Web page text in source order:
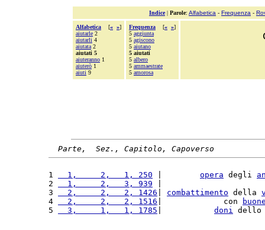
Indice| Parole: Alfabetica - Frequenza -
Alfabetica [« »]
aiutarle 2
aiutarli 4
aiutata 2
aiutati 5
aiuteranno 1
aiuterò 1
aiuti 9
Frequenza [« »]
5 aggiunta
5 agiscono
5 aiutano
5 aiutati
5 albero
5 ammaestrate
5 amorosa
Parte,  Sez., Capitolo, Capoverso
1
  1,     2,   1, 250
opera degli
2
  1,     2,   3, 939
3
  2,     2,   2, 1426
combattimento della
4
  2,     2,   2, 1516
|             con
5
  3,     1,   1, 1785
doni